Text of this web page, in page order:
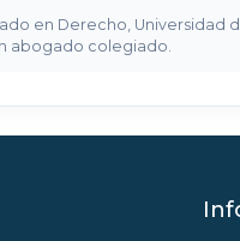
en Derecho, Universidad
abogado colegiado.